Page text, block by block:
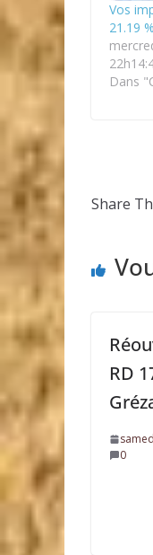
Vos
21.19
Dans
Share
RD
0